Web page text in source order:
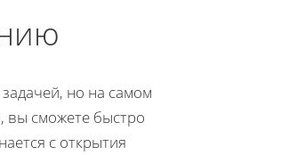
но на самом
вы сможете быстро
с открытия